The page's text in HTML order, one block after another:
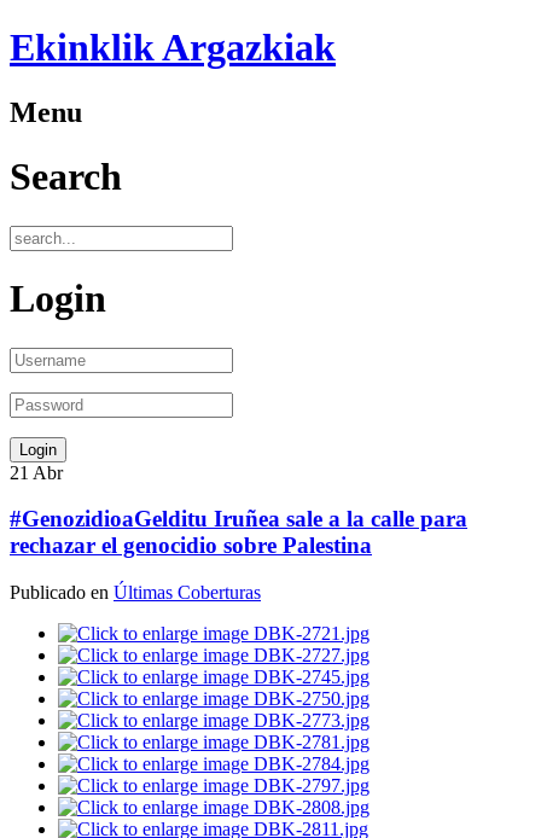
Ekinklik Argazkiak
Menu
Search
Login
21 Abr
#GenozidioaGelditu Iruñea sale a la calle para
rechazar el genocidio sobre Palestina
Publicado en Últimas Coberturas